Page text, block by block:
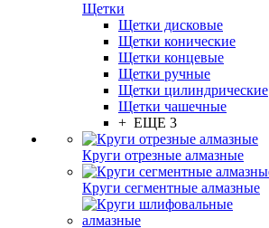
Щетки
Щетки дисковые
Щетки конические
Щетки концевые
Щетки ручные
Щетки цилиндрические
Щетки чашечные
+ ЕЩЕ 3
Круги отрезные алмазные
Круги сегментные алмазные